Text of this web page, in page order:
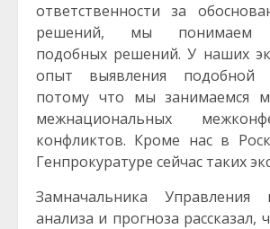
ответственности за
решений, мы понимаем
подобных решений. У наших
опыт выявления подобной
потому что мы занимаемся
межнациональных
конфликтов. Кроме нас в
Генпрокуратуре сейчас таких
Замначальника Управления
анализа и прогноза рассказал,